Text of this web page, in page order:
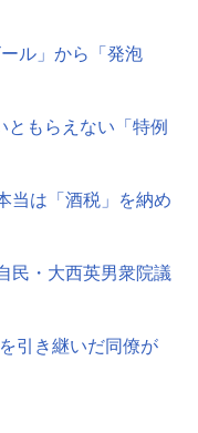
ル」から「発泡
ともらえない「特例
当は「酒税」を納め
民・大西英男衆院議
引き継いだ同僚が